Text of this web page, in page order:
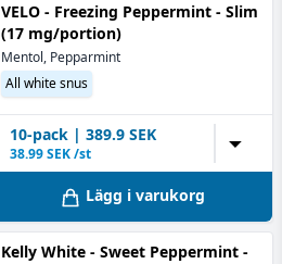
VELO - Freezing Peppermint - Slim
(17 mg/portion)
Mentol, Pepparmint
All white snus
10-pack | 389.9 SEK
38.99SEK /st
▼
Lägg i varukorg
Kelly White - Sweet Peppermint -